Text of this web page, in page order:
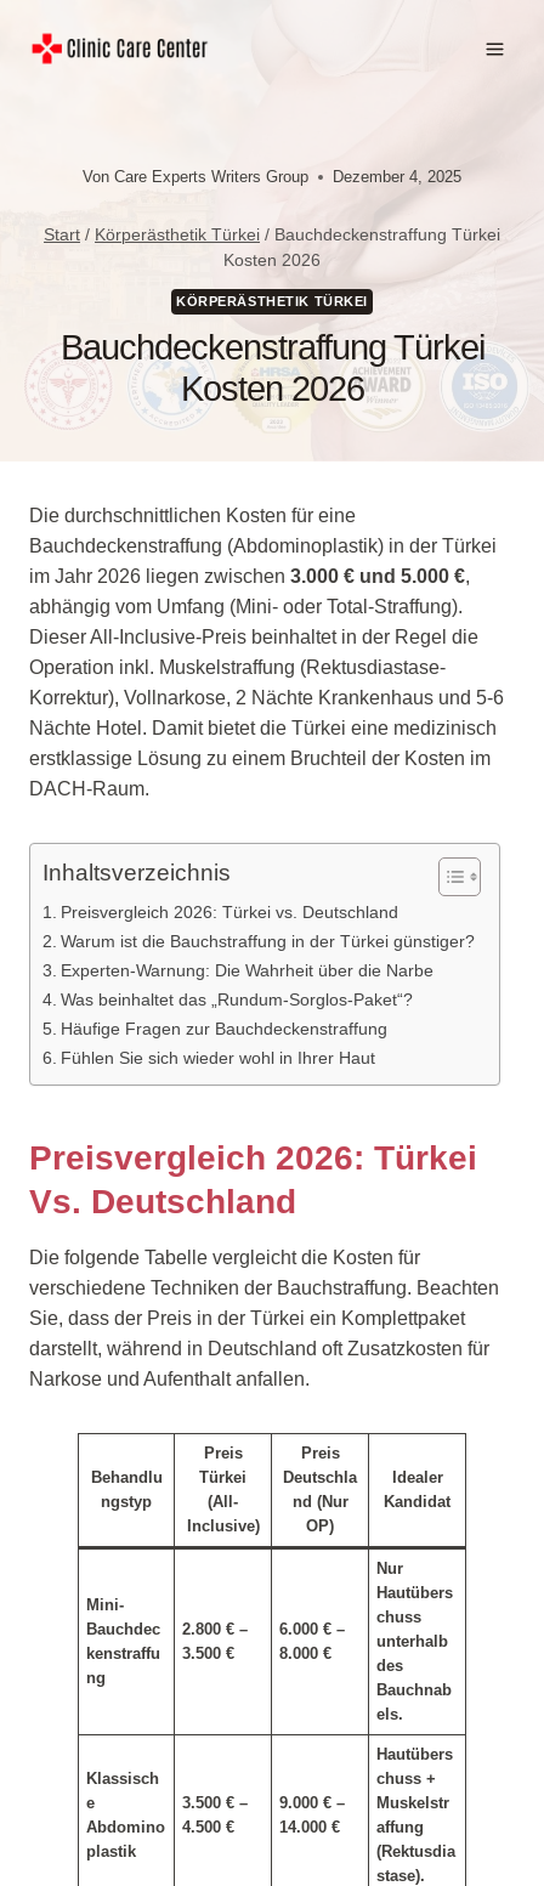
Inhalt
Von Care Experts Writers Group Dezember 4, 2025
Start / Körperästhetik Türkei / Bauchdeckenstraffung Türkei
Kosten 2026
KÖRPERÄSTHETIK TÜRKEI
Bauchdeckenstraffung Türkei
Kosten 2026
Die durchschnittlichen Kosten für eine
Bauchdeckenstraffung (Abdominoplastik) in der Türkei
im Jahr 2026 liegen zwischen 3.000 € und 5.000 €,
abhängig vom Umfang (Mini- oder Total-Straffung).
Dieser All-Inclusive-Preis beinhaltet in der Regel die
Operation inkl. Muskelstraffung (Rektusdiastase-
Korrektur), Vollnarkose, 2 Nächte Krankenhaus und 5-6
Nächte Hotel. Damit bietet die Türkei eine medizinisch
erstklassige Lösung zu einem Bruchteil der Kosten im
DACH-Raum.
Inhaltsverzeichnis
Preisvergleich 2026: Türkei vs. Deutschland
Warum ist die Bauchstraffung in der Türkei günstiger?
Experten-Warnung: Die Wahrheit über die Narbe
Was beinhaltet das „Rundum-Sorglos-Paket“?
Häufige Fragen zur Bauchdeckenstraffung
Fühlen Sie sich wieder wohl in Ihrer Haut
Preisvergleich 2026: Türkei
Vs. Deutschland
Die folgende Tabelle vergleicht die Kosten für
verschiedene Techniken der Bauchstraffung. Beachten
Sie, dass der Preis in der Türkei ein Komplettpaket
darstellt, während in Deutschland oft Zusatzkosten für
Narkose und Aufenthalt anfallen.
Behandlu
ngstyp
Preis
Türkei
(All-
Inclusive)
Preis
Deutschla
nd (Nur
OP)
Idealer
Kandidat
Mini-
Bauchdec
kenstraffu
ng
2.800 € –
3.500 €
6.000 € –
8.000 €
Nur
Hautübers
chuss
unterhalb
des
Bauchnab
els.
Klassisch
e
Abdomino
plastik
3.500 € –
4.500 €
9.000 € –
14.000 €
Hautübers
chuss +
Muskelstr
affung
(Rektusdia
stase).